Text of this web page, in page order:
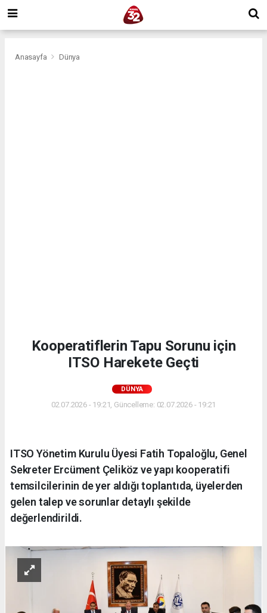
Anasayfa Dünya
Kooperatiflerin Tapu Sorunu için
ITSO Harekete Geçti
DÜNYA
02.07.2026 - 19:21, Güncelleme: 02.07.2026 - 19:21
ITSO Yönetim Kurulu Üyesi Fatih Topaloğlu, Genel
Sekreter Ercüment Çeliköz ve yapı kooperatifi
temsilcilerinin de yer aldığı toplantıda, üyelerden
gelen talep ve sorunlar detaylı şekilde
değerlendirildi.